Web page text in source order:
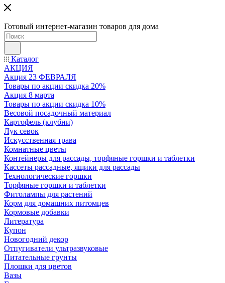
Готовый интернет-магазин товаров для дома
Каталог
АКЦИЯ
Акция 23 ФЕВРАЛЯ
Товары по акции скидка 20%
Акция 8 марта
Товары по акции скидка 10%
Весовой посадочный материал
Картофель (клубни)
Лук севок
Искусственная трава
Комнатные цветы
Контейнеры для рассады, торфяные горшки и таблетки
Кассеты рассадные, ящики для рассады
Технологические горшки
Торфяные горшки и таблетки
Фитолампы для растений
Корм для домашних питомцев
Кормовые добавки
Литература
Купон
Новогодний декор
Отпугиватели ультразвуковые
Питательные грунты
Плошки для цветов
Вазы